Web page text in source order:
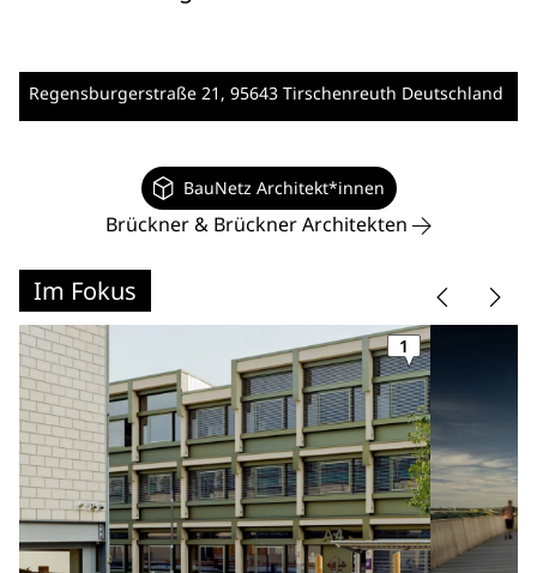
Regensburgerstraße 21 , 95643 Tirschenreuth Deutschland
BauNetz Architekt*innen
Brückner & Brückner Architekten
Im Fokus
1